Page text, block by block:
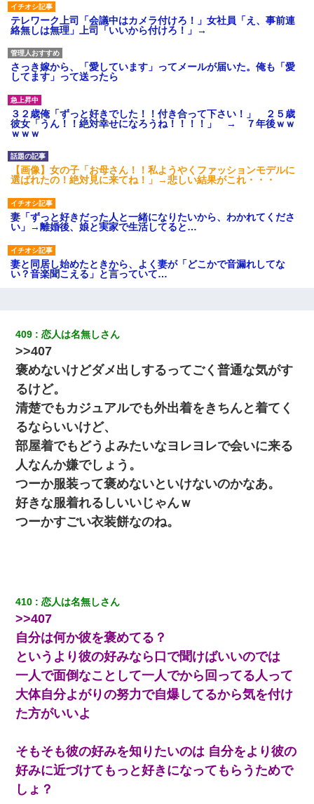
テレワーク上司「会議中はカメラ付けろ！」女社員「え、事前連
絡無しは無理」上司「いいから付けろ！」→
さっき嫁から、「愛しています」ってメールが届いた。俺も「愛
してます」って送ったら
３２歳俺「ずっと好きでした！！付き合って下さい！」 ２５歳
彼女「うん！！絶対幸せになろうね！！！！」 → ７年後ｗｗ
ｗｗｗ
【画像】女の子「お母さん！！私ようやくファッションモデルに
選ばれたの！絶対見に来てね！」→悲しい結果がこれ・・・
妻「ずっと好きだった人と一緒になりたいから、わかれてくださ
い」→離婚後、娘と実家で生活してると…
妻と同居し始めたときから、よく妻が「どこかで音漏れしてな
い？音楽聞こえる」と言っていて…
新卒の女性社員に1年半ストーカーされていた。俺「マジで怖い」
上司「話をしてみる」→女性社員「実は10数年前に…」
10年ほど前、息子がまだ年中だった時に離婚したんだけど、一昨
年の暮れに突然息子が職場を訪ねてきた。
妻が亡くなったんだけど正直ガチで嬉しい
夫に癌の余命宣告。その闘病中に長女から信じられない言葉を受
けた
新築の家で。クラクラするくらいの「白粉の匂い」が鼻につくも
嫁＆娘「そんな匂いしない…」ある日、友人奥「素敵なアンティ
ークですね！」俺（！？）
【身体で払わせて】女友達「ごめん、何も言わずにお金貸してく
ださい……」俺「いいよ！いくら？」女友達「10万円ぐら
い……」俺「ほい！10万！」→
た。
嘘をついてフリン旅行へ出かけた嫁→翌日、嫁「ただいま～」旦
那「娘がシんだよ。何度も連絡したのに…」嫁「えっ」→なん
409 恋人は名無しさん
>>407
褒めないけどダメ出しするってごく普通な気がす
るけど。
清楚でもカジュアルでも外出着をきちんと着てく
るならいいけど、
部屋着でもどうよみたいなヨレヨレで会いに来る
人なんか嫌でしょう。
つーか服装って褒めないといけないのかなあ。
好きな服着れるしいいじゃんｗ
つーかすごい衣装餅なのね。
410 恋人は名無しさん
>>407
自分は何か彼を褒めてる？
というより彼の好みなら口で聞けばいいのでは
一人で面倒なことして一人でから回ってる人って
大体自分よがりの努力で自爆してるから気を付け
た方がいいよ
そもそも彼の好みを知りたいのは 自分をより彼の
好みに近づけてもっと好きになってもらうためで
しょ？